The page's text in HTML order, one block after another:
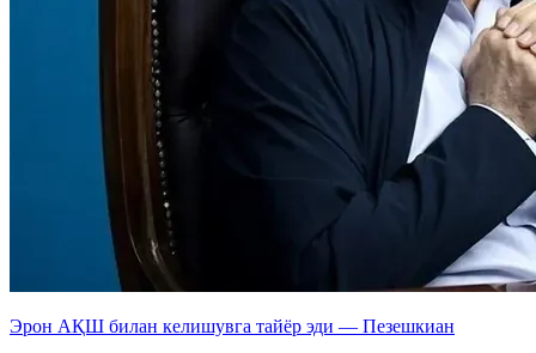
Эрон АҚШ билан келишувга тайёр эди — Пезешкиан